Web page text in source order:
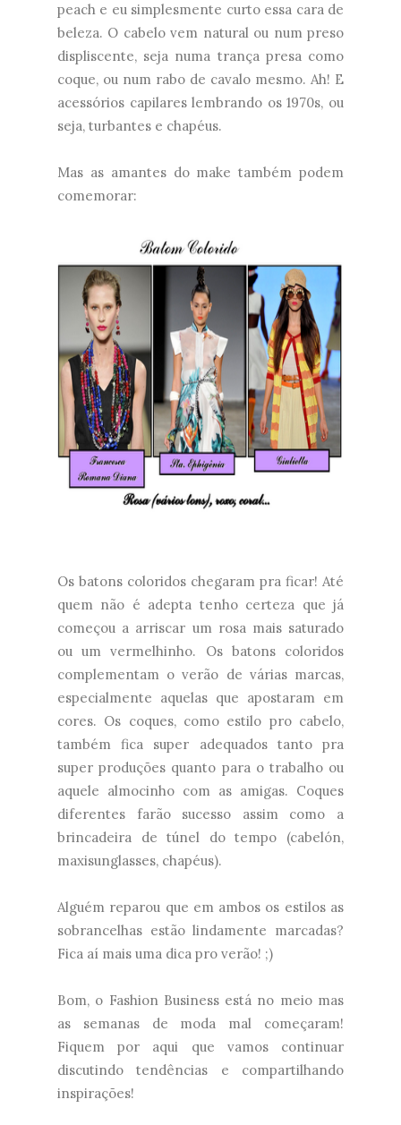
peach e eu simplesmente curto essa cara de
beleza. O cabelo vem natural ou num preso
displiscente, seja numa trança presa como
coque, ou num rabo de cavalo mesmo. Ah! E
acessórios capilares lembrando os 1970s, ou
seja, turbantes e chapéus.
Mas as amantes do make também podem
comemorar:
Os batons coloridos chegaram pra ficar! Até
quem não é adepta tenho certeza que já
começou a arriscar um rosa mais saturado
ou um vermelhinho. Os batons coloridos
complementam o verão de várias marcas,
especialmente aquelas que apostaram em
cores. Os coques, como estilo pro cabelo,
também fica super adequados tanto pra
super produções quanto para o trabalho ou
aquele almocinho com as amigas. Coques
diferentes farão sucesso assim como a
brincadeira de túnel do tempo (cabelón,
maxisunglasses, chapéus).
Alguém reparou que em ambos os estilos as
sobrancelhas estão lindamente marcadas?
Fica aí mais uma dica pro verão! ;)
Bom, o Fashion Business está no meio mas
as semanas de moda mal começaram!
Fiquem por aqui que vamos continuar
discutindo tendências e compartilhando
inspirações!